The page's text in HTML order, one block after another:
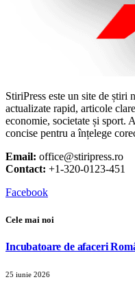
StiriPress este un site de știri
actualizate rapid, articole
economie, societate și sport.
concise pentru a înțelege
Email: office@stiripress.ro
Contact: +1-320-0123-451
Facebook
Cele mai noi
Incubatoare de afaceri
25 iunie 2026